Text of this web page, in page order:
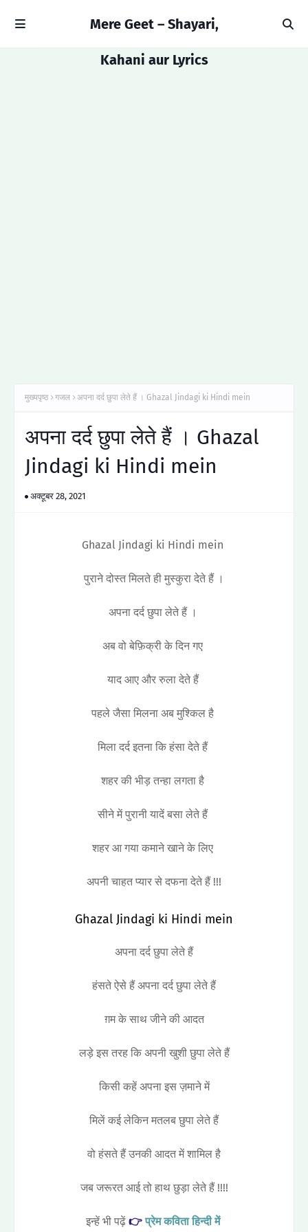
Mere Geet – Shayari,
Kahani aur Lyrics
मुख्यपृष्ठ गजल अपना दर्द छुपा लेते हैं । Ghazal Jindagi ki Hindi mein
अपना दर्द छुपा लेते हैं । Ghazal
Jindagi ki Hindi mein
अक्टूबर 28, 2021
Ghazal Jindagi ki Hindi mein
पुराने दोस्त मिलते ही मुस्कुरा देते हैं ।
अपना दर्द छुपा लेते हैं ।
अब वो बेफ़िक्री के दिन गए
याद आए और रुला देते हैं
पहले जैसा मिलना अब मुश्किल है
मिला दर्द इतना कि हंसा देते हैं
शहर की भीड़ तन्हा लगता है
सीने में पुरानी यादें बसा लेते हैं
शहर आ गया कमाने खाने के लिए
अपनी चाहत प्यार से दफना देते हैं !!!
Ghazal Jindagi ki Hindi mein
अपना दर्द छुपा लेते हैं
हंसते ऐसे हैं अपना दर्द छुपा लेते हैं
ग़म के साथ जीने की आदत
लड़े इस तरह कि अपनी खुशी छुपा लेते हैं
किसी कहें अपना इस ज़माने में
मिलें कई लेकिन मतलब छुपा लेते हैं
वो हंसते हैं उनकी आदत में शामिल है
जब जरूरत आई तो हाथ छुड़ा लेते हैं !!!!
इन्हें भी पढ़ें👉प्रेम कविता हिन्दी में